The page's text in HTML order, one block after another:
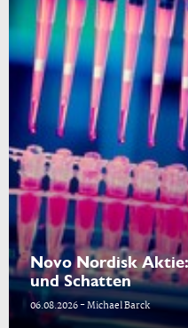
Novo Nordisk
und Schatten
06.08.2026 - Michael Barck